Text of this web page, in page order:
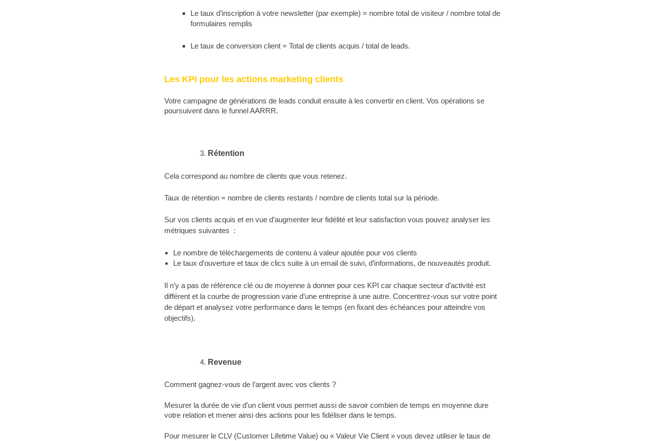
Le taux d’inscription à votre newsletter (par exemple) = nombre total de visiteur / nombre total de
formulaires remplis
Le taux de conversion client = Total de clients acquis / total de leads.
Les KPI pour les actions marketing clients
Votre campagne de générations de leads conduit ensuite à les convertir en client. Vos opérations se
poursuivent dans le funnel AARRR.
Rétention
Cela correspond au nombre de clients que vous retenez.
Taux de rétention = nombre de clients restants / nombre de clients total sur la période.
Sur vos clients acquis et en vue d’augmenter leur fidélité et leur satisfaction vous pouvez analyser les
métriques suivantes :
Le nombre de téléchargements de contenu à valeur ajoutée pour vos clients
Le taux d’ouverture et taux de clics suite à un email de suivi, d’informations, de nouveautés produit.
Il n’y a pas de référence clé ou de moyenne à donner pour ces KPI car chaque secteur d’activité est
différent et la courbe de progression varie d’une entreprise à une autre. Concentrez-vous sur votre point
de départ et analysez votre performance dans le temps (en fixant des échéances pour atteindre vos
objectifs).
Revenue
Comment gagnez-vous de l’argent avec vos clients ?
Mesurer la durée de vie d’un client vous permet aussi de savoir combien de temps en moyenne dure
votre relation et mener ainsi des actions pour les fidéliser dans le temps.
Pour mesurer le CLV (Customer Lifetime Value) ou « Valeur Vie Client » vous devez utiliser le taux de